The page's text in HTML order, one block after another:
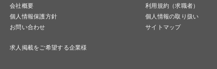
会社概要
利用規約（求職者）
個人情報保護方針
個人情報の取り扱い
お問い合わせ
サイトマップ
求人掲載をご希望する企業様